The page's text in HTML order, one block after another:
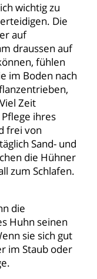
wichtig zu
Die
auf
draussen auf
fühlen
im Boden nach
Zeit
ihres
frei von
Sand- und
die Hühner
zum Schlafen.
die
Huhn seinen
sie sich gut
im Staub oder